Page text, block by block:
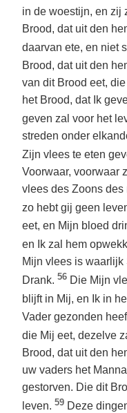
in de woestijn, en zij
Brood, dat uit den
daarvan ete, en niet
Brood, dat uit den
van dit Brood eet,
het Brood, dat Ik
geven zal voor het
streden onder
Zijn vlees te eten
Voorwaar, voorwaar
vlees des Zoons des
zo hebt gij geen
eet, en Mijn bloed
en Ik zal hem
Mijn vlees is
Drank. 56 Die Mijn
blijft in Mij, en Ik in
Vader gezonden
die Mij eet, dezelve
Brood, dat uit den
uw vaders het
gestorven. Die dit
leven. 59 Deze